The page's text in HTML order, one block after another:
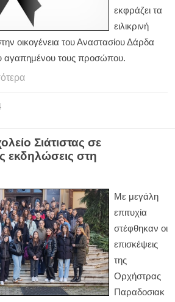
εκφράζει τα
ειλικρινή
οικογένεια του Αναστασίου Δάρδα
αγαπημένου τους προσώπου.
Σιάτιστας σε
εκδηλώσεις στη
Με μεγάλη
επιτυχία
στέφθηκαν οι
επισκέψεις
της
Ορχήστρας
Παραδοσιακ